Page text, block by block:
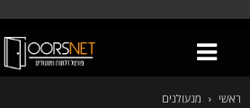
ראשי מנעולנים